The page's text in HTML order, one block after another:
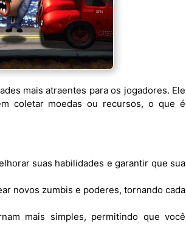
mais atraentes para os jogadores. Ele
coletar moedas ou recursos, o que é
suas habilidades e garantir que sua
novos zumbis e poderes, tornando cada
mais simples, permitindo que você